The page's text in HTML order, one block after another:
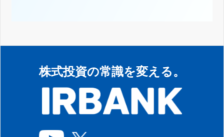
株式投資の常識を変える。